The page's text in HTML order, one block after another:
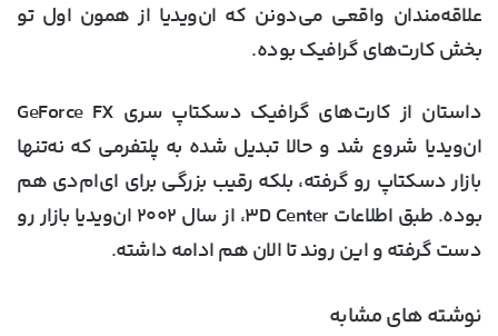
علاقه‌مندان واقعی می‌دونن که ان‌ویدیا از همون اول تو
بخش کارت‌های گرافیک بوده.
داستان از کارت‌های گرافیک دسکتاپ سری GeForce FX
ان‌ویدیا شروع شد و حالا تبدیل شده به پلتفرمی که نه‌تنها
بازار دسکتاپ رو گرفته، بلکه رقیب بزرگی برای ای‌ام‌دی هم
بوده. طبق اطلاعات ۳D Center، از سال ۲۰۰۲ ان‌ویدیا بازار رو
دست گرفته و این روند تا الان هم ادامه داشته.
نوشته های مشابه